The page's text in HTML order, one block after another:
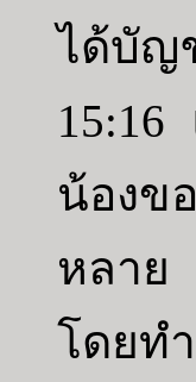
ได้บัญ
น้องข
หลาย
โดยท